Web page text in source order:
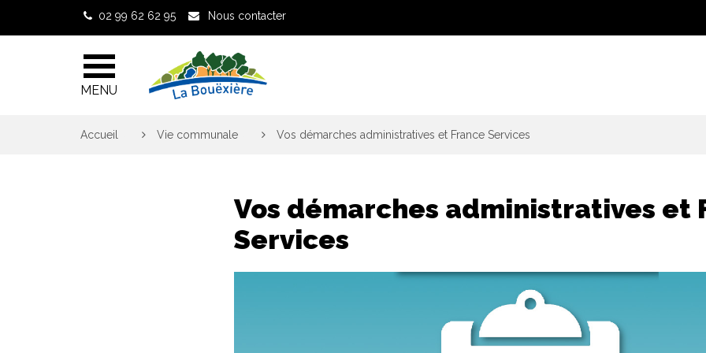
02 99 62 62 95 Nous contacter
MENU
Accueil Vie communale Vos démarches administratives et France Services
Vos démarches administratives et
Services